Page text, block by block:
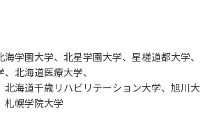
学園大学、北星学園大学、星槎道都大学、
北海道医療大学、
北海道千歳リハビリテーション大学、旭川大
札幌学院大学